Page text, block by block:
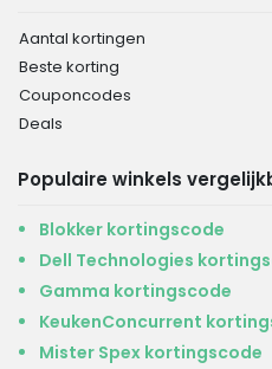
Aantal kortingen
Beste korting
Couponcodes
Deals
Populaire winkels
Blokker kortingscode
Dell Technologies
Gamma kortingscode
KeukenConcurrent
Mister Spex kortingscode